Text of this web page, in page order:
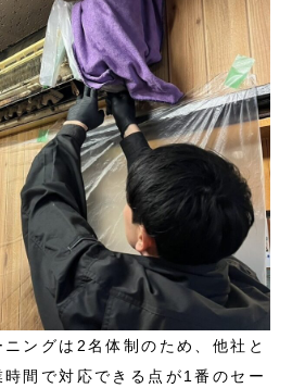
ングは2名体制のため、他社と
間で対応できる点が1番のセー